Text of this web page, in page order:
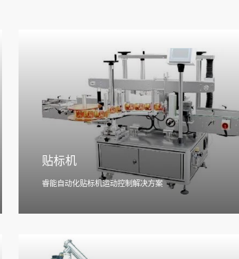
贴标机
睿能自动化贴标机运动控制解决方案